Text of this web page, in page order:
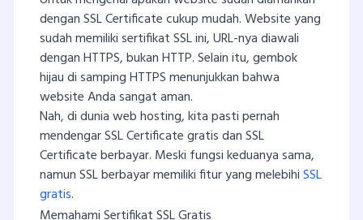
dengan SSL Certificate cukup mudah. Website yang
sudah memiliki sertifikat SSL ini, URL-nya diawali
dengan HTTPS, bukan HTTP. Selain itu, gembok
hijau di samping HTTPS menunjukkan bahwa
website Anda sangat aman.
Nah, di dunia web hosting, kita pasti pernah
mendengar SSL Certificate gratis dan SSL
Certificate berbayar. Meski fungsi keduanya sama,
namun SSL berbayar memiliki fitur yang melebihiSSL
gratis.